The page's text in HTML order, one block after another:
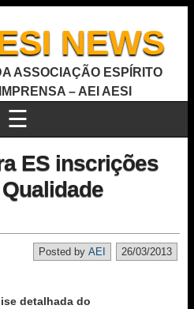
NEWS
ASSOCIAÇÃO ESPÍRITO
– AEI AESI
☰
ES inscrições
26/03/2013
Posted by AEI
detalhada do